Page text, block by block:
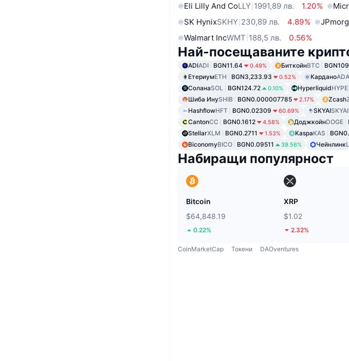
Eli Lilly And CoLLY 1991,89 лв. 1.20%
SK HynixSKHY 230,89 лв. 4.89%
Walmart IncWMT 188,5 лв. 0.56%
Най-посещаваните
ADIADI BGN11.64 0.49% БиткойнBTC
ЕтериумETH BGN3,233.93 0.52% КарданоADA
СоланаSOL BGN124.72 0.10% HyperliquidHYPE
Шиба ИнуSHIB BGN0.000007785 2.17% Zcash
HashflowHFT BGN0.02309 60.69% SKYAISKYAI
CantonCC BGN0.1612 4.58% ДоджкойнDOGE
StellarXLM BGN0.2711 1.53% KaspaKAS
BiconomyBICO BGN0.09511 39.56% Чейнлинк
Набиращи популярност
Bitcoin
$64,848.19
0.22%
XRP
$1.02
2.32%
CoinMarketCap Токени DAOventures